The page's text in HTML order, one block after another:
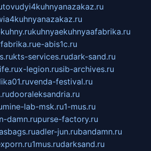
tovudyi4kuhnyanazakaz.ru
kuhnyaekuhnyaafabrika.ru
e-abis1c.ru
kts-services.rudark-sand.ru
x-legion.rusib-archives.ru
venda-festival.ru
dooraleksandria.ru
mine-lab-msk.ru1-mus.ru
damn.rupurse-factory.ru
adler-jun.rubandamn.ru
1mus.rudarksand.ru